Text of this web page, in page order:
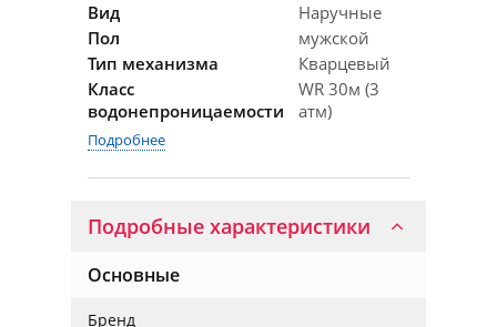
Вид
Наручные
Пол
мужской
Тип механизма
Кварцевый
Класс
водонепроницаемости
WR 30м (3
атм)
Подробнее
Подробные характеристики
Основные
Бренд